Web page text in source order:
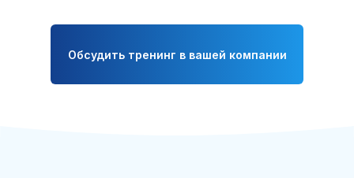
Обсудить тренинг в вашей компании